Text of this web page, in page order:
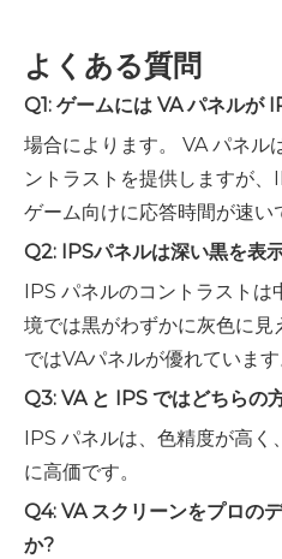
よくある質問
Q1: ゲームには VA パネルが
場合によります。 VA パネル
ントラストを提供しますが
ゲーム向けに応答時間が速い
Q2: IPSパネルは深い黒を表
IPS パネルのコントラスト
境では黒がわずかに灰色に見
ではVAパネルが優れています
Q3: VA と IPS ではどちらの
IPS パネルは、色精度が高
に高価です。
Q4: VA スクリーンをプロの
か?